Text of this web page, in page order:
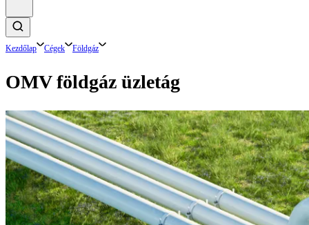
Kezdőlap Cégek Földgáz
OMV földgáz üzletág